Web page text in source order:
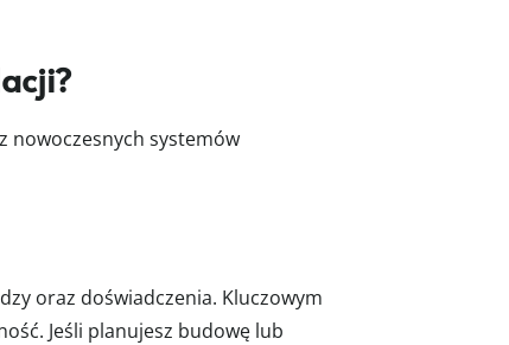
nowoczesnych systemów
oraz doświadczenia. Kluczowym
Jeśli planujesz budowę lub